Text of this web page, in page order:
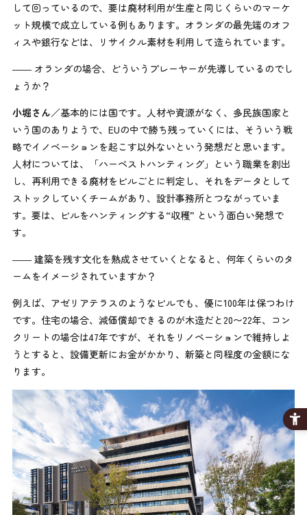
して回っているので、要は廃材利用が生産と同じくらいのマーケ
ット規模で成立している例もあります。オランダの最先端のオフ
ィスや銀行などは、リサイクル素材を利用して造られています。
―― オランダの場合、どういうプレーヤーが先導しているのでし
ょうか？
小堀さん／基本的には国です。人材や資源がなく、多民族国家と
いう国のありようで、EUの中で勝ち残っていくには、そういう戦
略でイノベーションを起こす以外ないという発想だと思います。
人材については、「ハーベストハンティング」という職業を創出
し、再利用できる廃材をビルごとに判定し、それをデータとして
ストックしていくチームがあり、設計事務所とつながっていま
す。要は、ビルをハンティングする“収穫” という面白い発想で
す。
―― 建築を残す文化を熟成させていくとなると、何年くらいのタ
ームをイメージされていますか？
例えば、アゼリアテラスのようなビルでも、優に100年は保つわけ
です。住宅の場合、減価償却できるのが木造だと20〜22年、コン
クリートの場合は47年ですが、それをリノベーションで維持しよ
うとすると、設備更新にお金がかかり、新築と同程度の金額にな
ります。